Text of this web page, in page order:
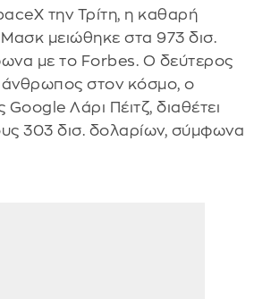
την Τρίτη, η καθαρή
Μασκ μειώθηκε στα 973 δισ.
με το Forbes. Ο δεύτερος
άνθρωπος στον κόσμο, ο
Google Λάρι Πέιτζ, διαθέτει
303 δισ. δολαρίων, σύμφωνα